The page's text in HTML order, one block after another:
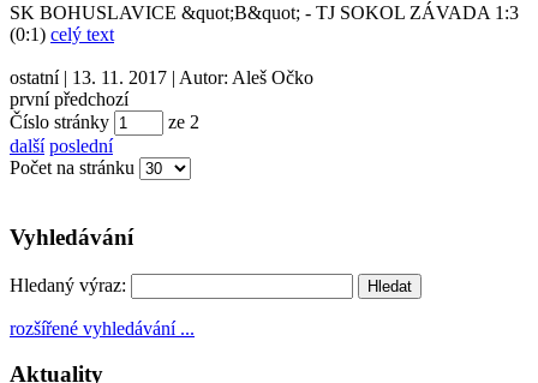
SK BOHUSLAVICE &quot;B&quot; - TJ SOKOL ZÁVADA 1:3
(0:1) celý text
ostatní | 13. 11. 2017 | Autor: Aleš Očko
první předchozí
Číslo stránky
ze 2
další poslední
Počet na stránku
Vyhledávání
Hledaný výraz:
rozšířené vyhledávání ...
Aktuality